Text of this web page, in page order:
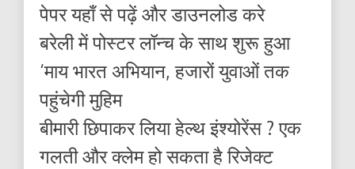
पेपर यहाँ से पढ़ें और डाउनलोड करे
बरेली में पोस्टर लॉन्च के साथ शुरू हुआ
‘माय भारत अभियान, हजारों युवाओं तक
पहुंचेगी मुहिम
बीमारी छिपाकर लिया हेल्थ इंश्योरेंस ? एक
गलती और क्लेम हो सकता है रिजेक्ट